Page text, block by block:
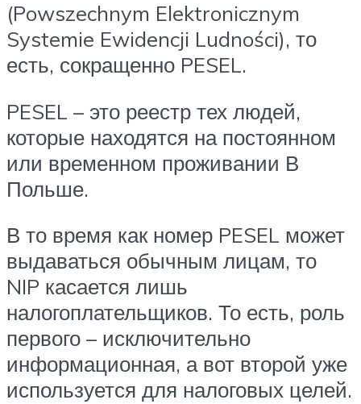
(Powszechnym Elektronicznym
Systemie Ewidencji Ludności), то
есть, сокращенно PESEL.
PESEL – это реестр тех людей,
которые находятся на постоянном
или временном проживании В
Польше.
В то время как номер PESEL может
выдаваться обычным лицам, то
NIP касается лишь
налогоплательщиков. То есть, роль
первого – исключительно
информационная, а вот второй уже
используется для налоговых целей.